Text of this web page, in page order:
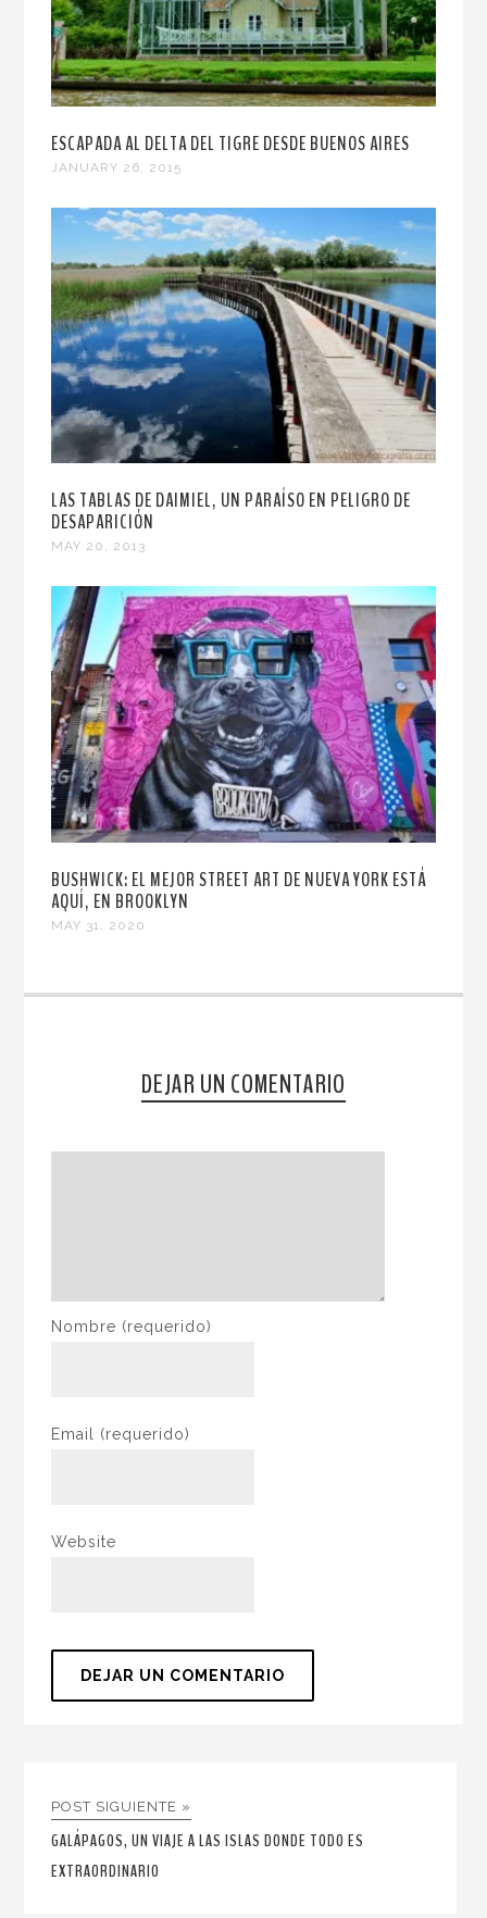
ESCAPADA AL DELTA DEL TIGRE DESDE BUENOS AIRES
JANUARY 26, 2015
LAS TABLAS DE DAIMIEL, UN PARAÍSO EN PELIGRO DE
DESAPARICIÓN
MAY 20, 2013
BUSHWICK: EL MEJOR STREET ART DE NUEVA YORK ESTÁ
AQUÍ, EN BROOKLYN
MAY 31, 2020
DEJAR UN COMENTARIO
Nombre (requerido)
Email (requerido)
Website
POST SIGUIENTE »
GALÁPAGOS, UN VIAJE A LAS ISLAS DONDE TODO ES
EXTRAORDINARIO